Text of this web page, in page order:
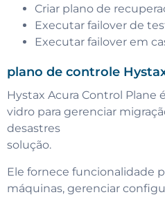
Criar plano de
Executar failover de
Executar failover em
plano de controle
Hystax Acura Control Plane
vidro para gerenciar
desastres
solução.
Ele fornece funcionalidade
máquinas, gerenciar